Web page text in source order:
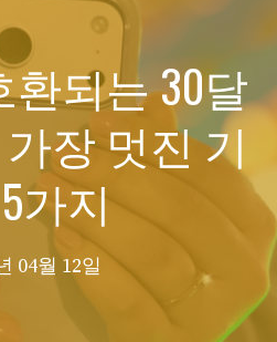
환되는 30달
장 멋진 기
가지
04월 12일